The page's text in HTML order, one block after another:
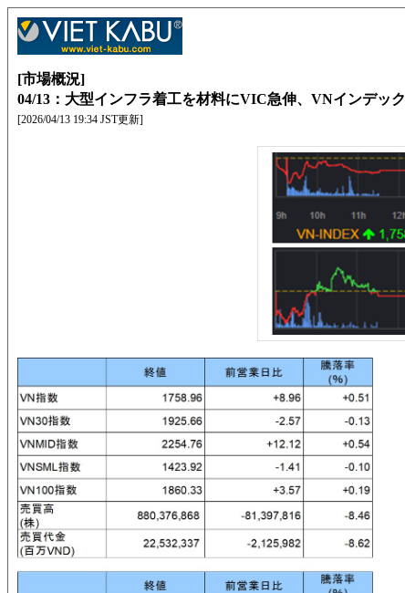
[市場概況]
04/13：大型インフラ着工を材料にVIC急伸、VNインデック
[2026/04/13 19:34 JST更新]